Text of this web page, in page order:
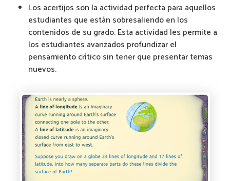
Los acertijos son la actividad perfecta para aquellos
estudiantes que están sobresaliendo en los
contenidos de su grado. Esta actividad les permite a
los estudiantes avanzados profundizar el
pensamiento crítico sin tener que presentar temas
nuevos.